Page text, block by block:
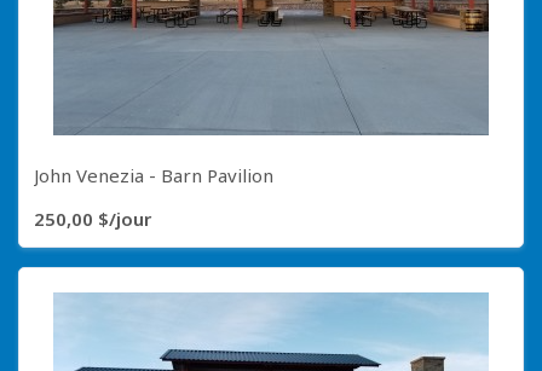
John Venezia - Barn Pavilion
250,00 $/jour